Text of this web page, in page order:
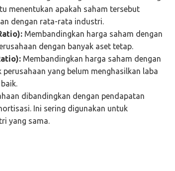
menentukan apakah saham tersebut
dengan rata-rata industri.
Membandingkan harga saham dengan
dengan banyak aset tetap.
Membandingkan harga saham dengan
yang belum menghasilkan laba
dibandingkan dengan pendapatan
Ini sering digunakan untuk
yang sama.